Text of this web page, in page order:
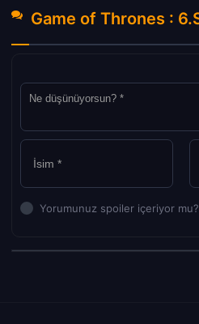
Yorumunuz spoiler içeriyor mu?